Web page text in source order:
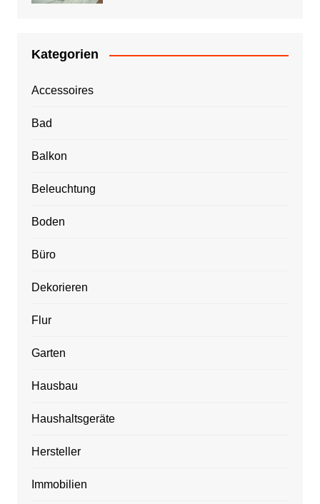
Kategorien
Accessoires
Bad
Balkon
Beleuchtung
Boden
Büro
Dekorieren
Flur
Garten
Hausbau
Haushaltsgeräte
Hersteller
Immobilien